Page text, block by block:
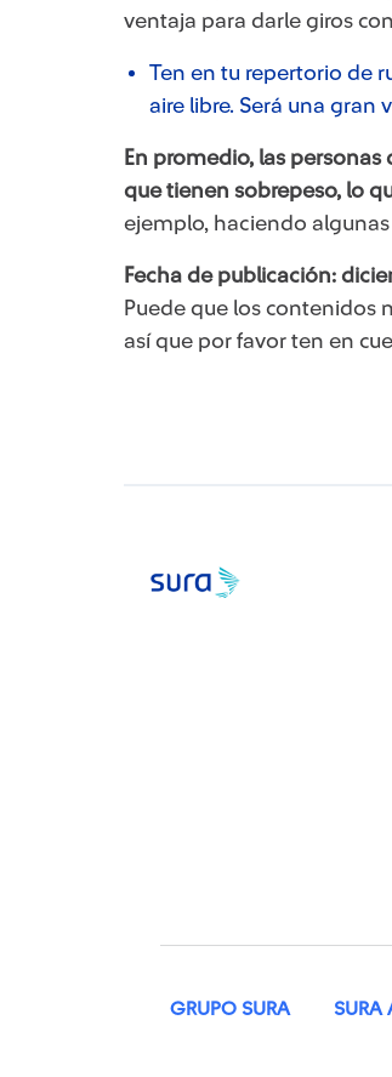
ventaja para darle giros
Ten en tu repertorio de
aire libre. Será una gran
En promedio, las
que tienen sobrepeso, lo
ejemplo, haciendo algunas
Fecha de publicación:
Puede que los contenidos
así que por favor ten en
GRUPO SURA SURA